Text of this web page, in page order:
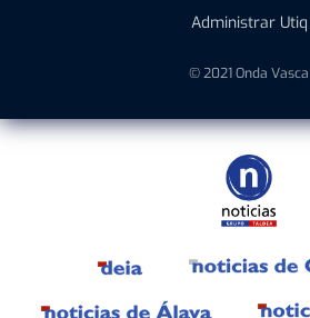
Administrar Utiq
© 2021 Onda Vasca